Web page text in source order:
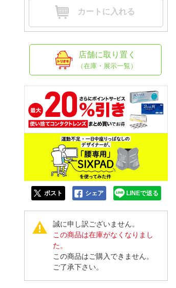
カートに入れる
店舗に取り置く
（在庫・展示一覧）
ポスト シェア LINEで送る
誠に申し訳ございません。
この商品は在庫がなくなりまし
た。
この商品はご購入できません。
ご了承下さい。